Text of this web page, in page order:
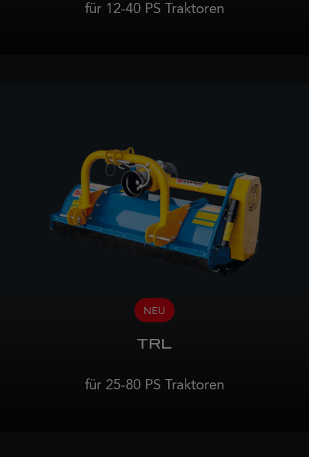
für 12-40 PS Traktoren
NEU
TRL
für 25-80 PS Traktoren